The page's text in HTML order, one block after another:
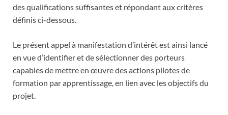
des qualifications suffisantes et répondant aux critères
définis ci-dessous.
Le présent appel à manifestation d’intérêt est ainsi lancé
en vue d’identifier et de sélectionner des porteurs
capables de mettre en œuvre des actions pilotes de
formation par apprentissage, en lien avec les objectifs du
projet.